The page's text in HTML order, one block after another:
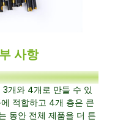
사항
개와 4개로 만들 수 있
적합하고 4개 층은 큰
동안 전체 제품을 더 튼